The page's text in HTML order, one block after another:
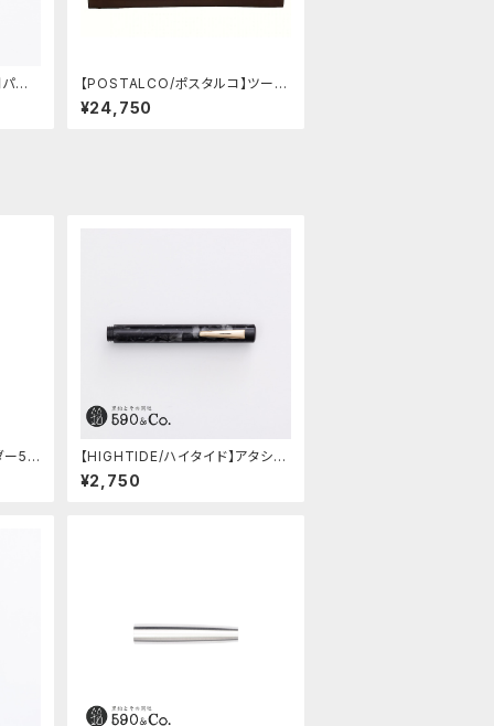
ー
【POSTALCO/ポスタルコ】ツール
ボックス (Olive Green)
¥24,750
ー59
【HIGHTIDE/ハイタイド】アタシェ
マーブル万年筆 (ブラック)
¥2,750